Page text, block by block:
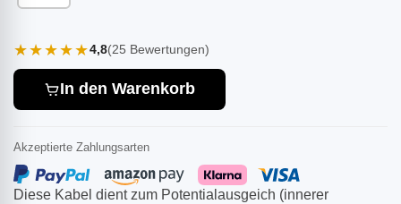
Diese Kabel dient zum Potentialausgeich (innerer
★★★★★4,8(25 Bewertungen)
In den Warenkorb
Akzeptierte Zahlungsarten